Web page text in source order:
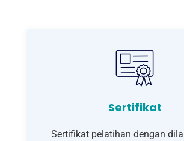
Sertifikat
Sertifikat pelatihan dengan